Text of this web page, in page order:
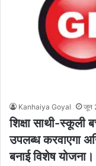
Kanhaiya Goyal जून
शिक्षा साथी-स्कूली
उपलब्ध करवाएगा
बनाई विशेष योजना।